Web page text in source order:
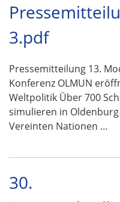
3.pdf
Pressemitteilung 13.
Konferenz OLMUN
Weltpolitik Über 700
simulieren in
Vereinten Nationen …
30.